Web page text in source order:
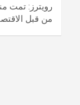
رويترز: تمت
من قبل